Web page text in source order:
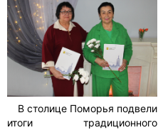
В столице Поморья подвели
итоги традиционного